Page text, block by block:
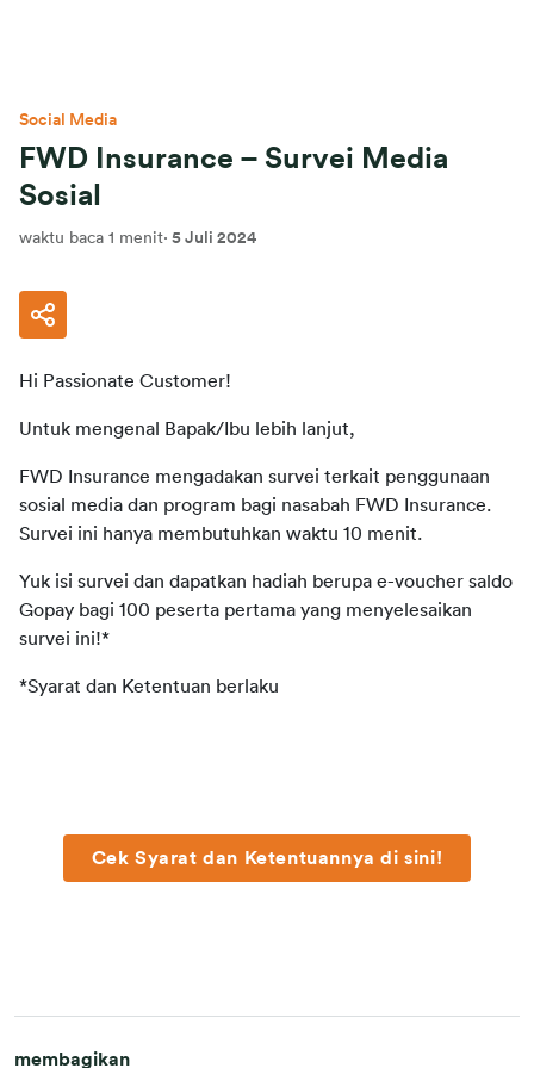
Social Media
FWD Insurance – Survei Media
Sosial
waktu baca 1 menit· 5 Juli 2024
Hi Passionate Customer!
Untuk mengenal Bapak/Ibu lebih lanjut,
FWD Insurance mengadakan survei terkait penggunaan
sosial media dan program bagi nasabah FWD Insurance.
Survei ini hanya membutuhkan waktu 10 menit.
Yuk isi survei dan dapatkan hadiah berupa e-voucher saldo
Gopay bagi 100 peserta pertama yang menyelesaikan
survei ini!*
*Syarat dan Ketentuan berlaku
Cek Syarat dan Ketentuannya di sini!
membagikan